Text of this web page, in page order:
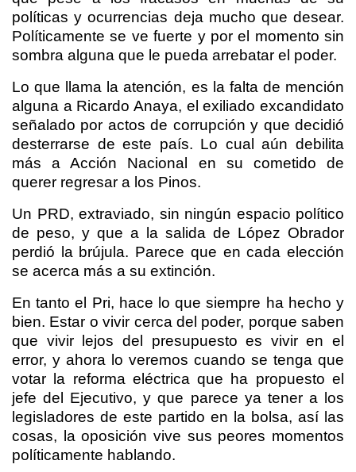
políticas y ocurrencias deja mucho que desear.
Políticamente se ve fuerte y por el momento sin
sombra alguna que le pueda arrebatar el poder.
Lo que llama la atención, es la falta de mención
alguna a Ricardo Anaya, el exiliado excandidato
señalado por actos de corrupción y que decidió
desterrarse de este país. Lo cual aún debilita
más a Acción Nacional en su cometido de
querer regresar a los Pinos.
Un PRD, extraviado, sin ningún espacio político
de peso, y que a la salida de López Obrador
perdió la brújula. Parece que en cada elección
se acerca más a su extinción.
En tanto el Pri, hace lo que siempre ha hecho y
bien. Estar o vivir cerca del poder, porque saben
que vivir lejos del presupuesto es vivir en el
error, y ahora lo veremos cuando se tenga que
votar la reforma eléctrica que ha propuesto el
jefe del Ejecutivo, y que parece ya tener a los
legisladores de este partido en la bolsa, así las
cosas, la oposición vive sus peores momentos
políticamente hablando.